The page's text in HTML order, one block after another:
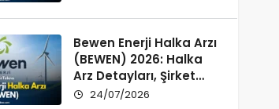
Bewen Enerji Halka Arzı
(BEWEN) 2026: Halka
Arz Detayları, Şirket
Profili ve Fon Kullanımı
24/07/2026